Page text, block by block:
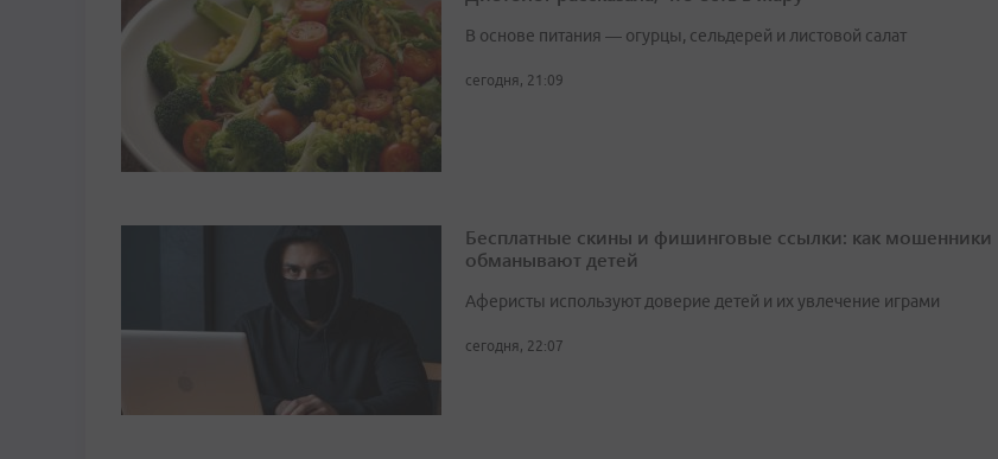
В основе питания — огурцы, сельдерей и листовой салат
сегодня, 21:09
Бесплатные скины и фишинговые ссылки: как мошенники
обманывают детей
Аферисты используют доверие детей и их увлечение играми
сегодня, 22:07